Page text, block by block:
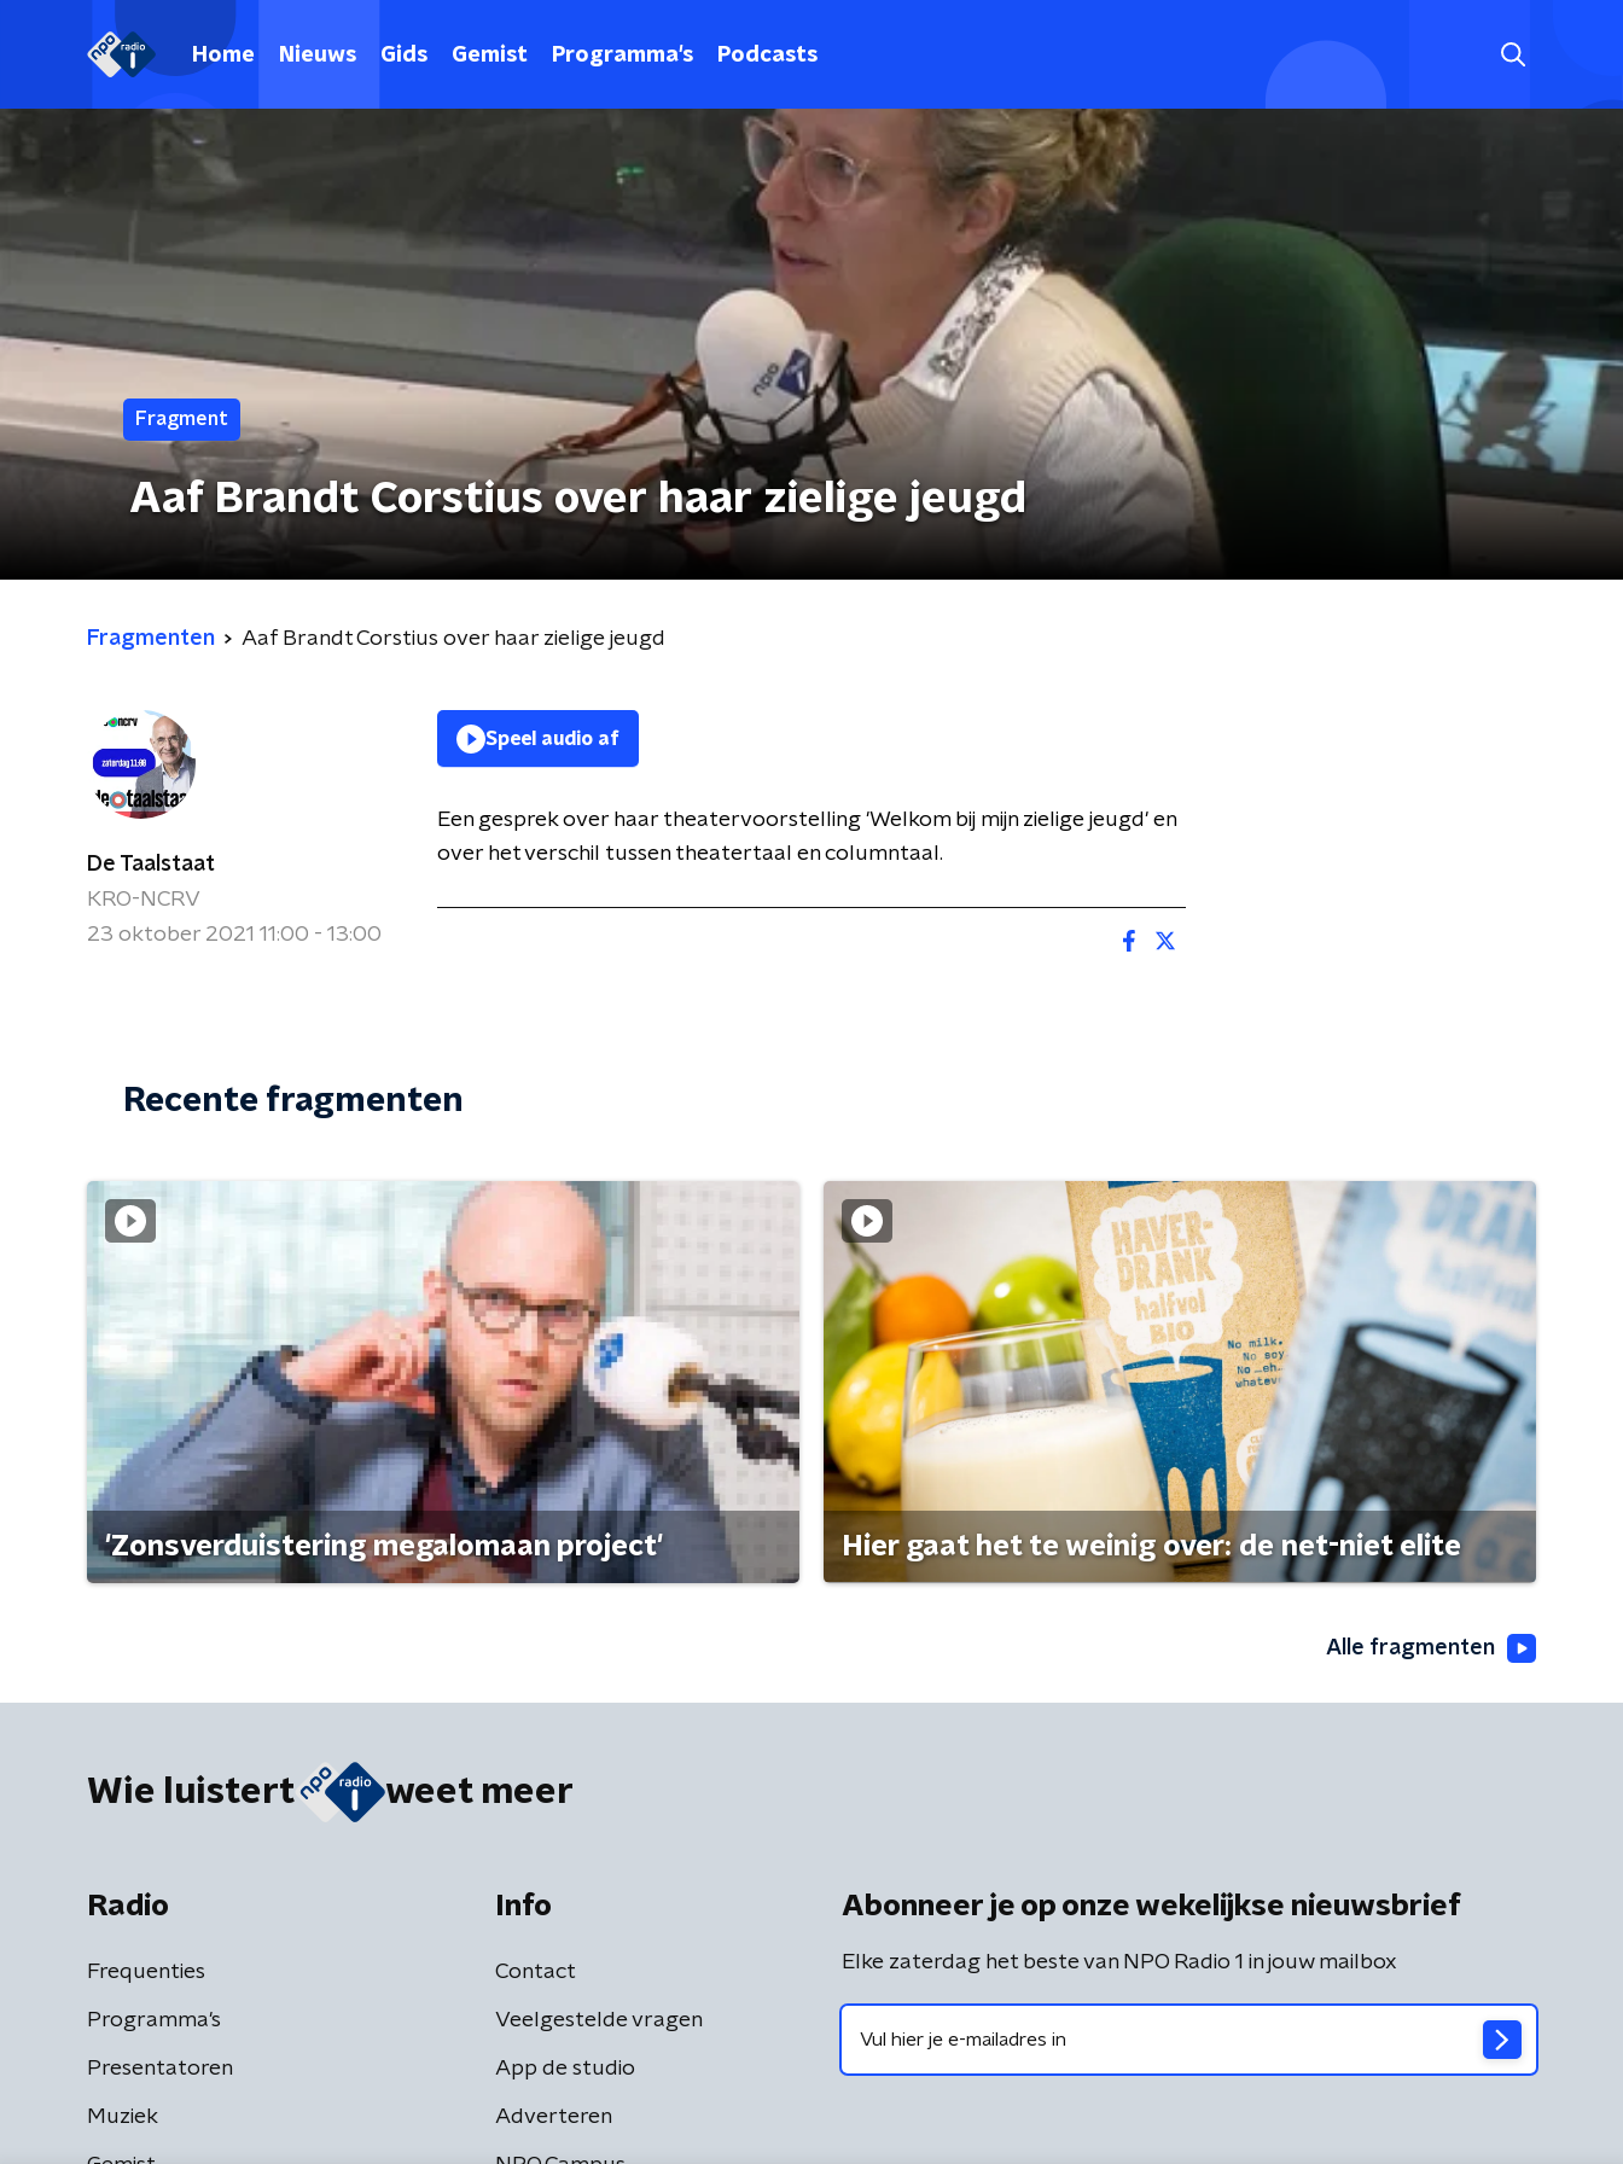
Home Nieuws Gids Gemist Programma's Podcasts
Fragment
Aaf Brandt Corstius over haar zielige jeugd
Fragmenten Aaf Brandt Corstius over haar zielige jeugd
De Taalstaat
KRO-NCRV
23 oktober 2021 11:00 - 13:00
Speel audio af
Een gesprek over haar theatervoorstelling 'Welkom bij mijn zielige jeugd' en
over het verschil tussen theatertaal en columntaal.
Recente fragmenten
'Zonsverduistering megalomaan project' Hier gaat het te weinig over: de net-niet elite
Alle fragmenten
Wie luistert weet meer
Radio
Frequenties
Programma's
Presentatoren
Muziek
Info
Contact
Veelgestelde vragen
App de studio
Adverteren
Abonneer je op onze wekelijkse nieuwsbrief
Elke zaterdag het beste van NPO Radio 1 in jouw mailbox